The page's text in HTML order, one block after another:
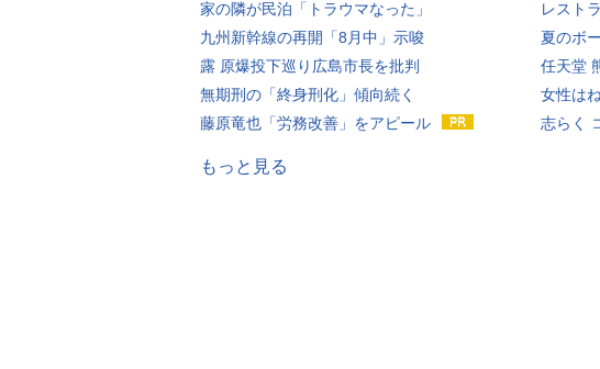
家の隣が民泊「トラウマなった」
九州新幹線の再開「8月中」示唆
露 原爆投下巡り広島市長を批判
無期刑の「終身刑化」傾向続く
藤原竜也「労務改善」をアピール
レスト
夏のボ
任天堂
女性は
志らく
もっと見る